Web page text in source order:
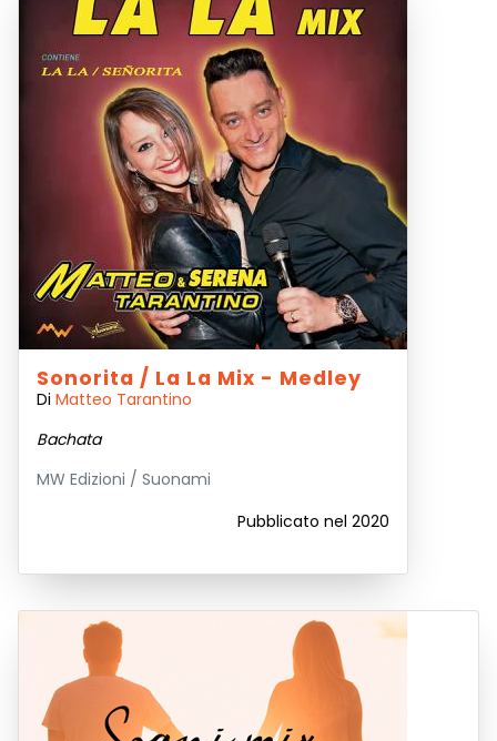
Sonorita / La La Mix - Medley
Di Matteo Tarantino
Bachata
MW Edizioni / Suonami
Pubblicato nel 2020